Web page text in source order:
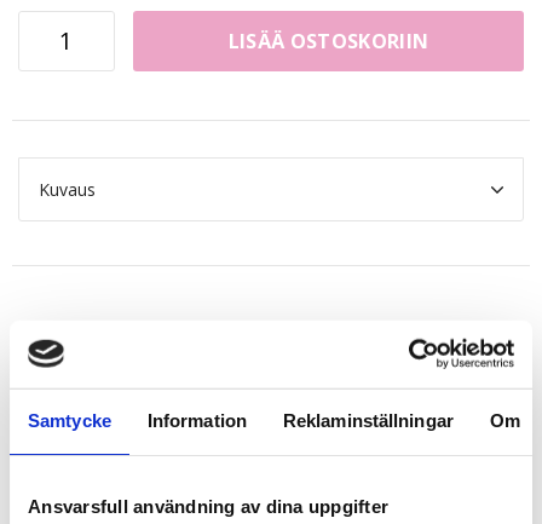
Samtycke Information Reklaminställningar Om
Ansvarsfull användning av dina uppgifter
LISÄÄ OSTOSKORIIN
Kuvaus
Related products